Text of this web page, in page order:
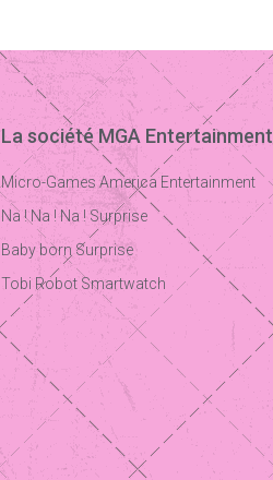
La société MGA Entertainment
Micro-Games America Entertainment
Na ! Na ! Na ! Surprise
Baby born Surprise
Tobi Robot Smartwatch